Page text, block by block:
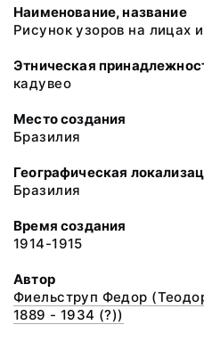
Наименование, название
Рисунок узоров на лицах
Этническая
кадувео
Место создания
Бразилия
Географическая
Бразилия
Время создания
1914-1915
Автор
Фиельструп Федор
1889 - 1934 (?))